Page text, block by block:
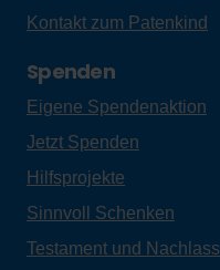
Kontakt zum Patenkind
Spenden
Eigene Spendenaktion
Jetzt Spenden
Hilfsprojekte
Sinnvoll Schenken
Testament und Nachlass